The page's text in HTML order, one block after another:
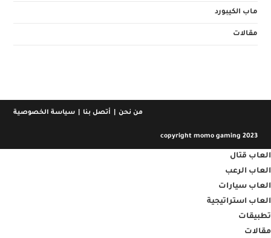
ماب الكيبورد
مقالات
من نحن أتصل بنا سياسة الخصوصية
copyright momo gaming 2023
العاب قتال
العاب الرعب
العاب سيارات
العاب استراتيجية
تطبيقات
مقالات